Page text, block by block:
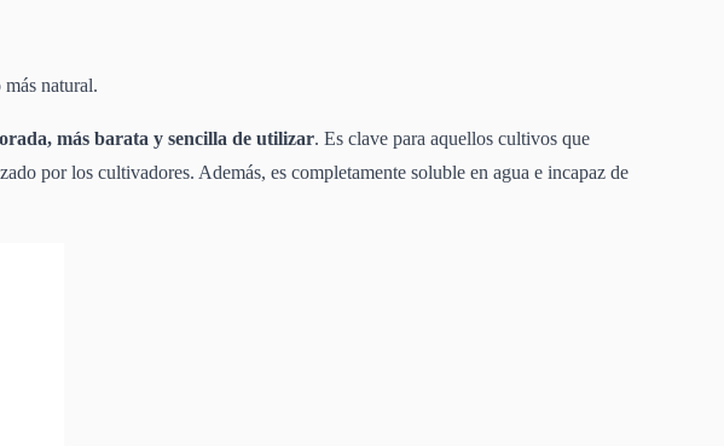
natural.
más barata y sencilla de utilizar. Es clave para aquellos cultivos que
por los cultivadores. Además, es completamente soluble en agua e incapaz de